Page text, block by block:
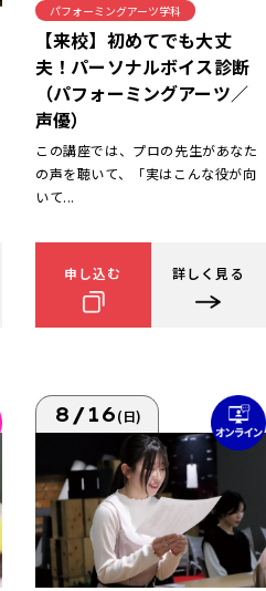
パフォーミングアーツ学科
【来校】初めてでも大丈
夫！パーソナルボイス診断
（パフォーミングアーツ／
声優）
この講座では、プロの先生があなた
の声を聴いて、「実はこんな役が向
いて...
申し込む 詳しく見る
8/16(日)